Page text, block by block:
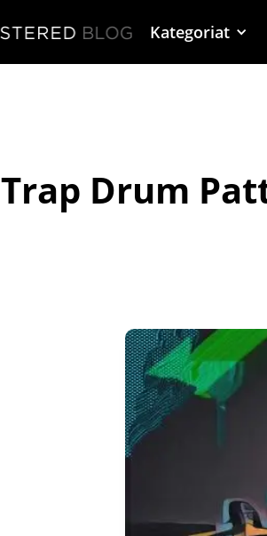
Kategoriat
Trap Drum